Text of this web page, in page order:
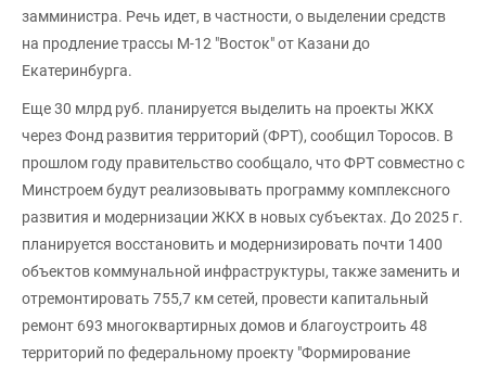
замминистра. Речь идет, в частности, о выделении средств
на продление трассы М-12 "Восток" от Казани до
Екатеринбурга.
Еще 30 млрд руб. планируется выделить на проекты ЖКХ
через Фонд развития территорий (ФРТ), сообщил Торосов. В
прошлом году правительство сообщало, что ФРТ совместно с
Минстроем будут реализовывать программу комплексного
развития и модернизации ЖКХ в новых субъектах. До 2025 г.
планируется восстановить и модернизировать почти 1400
объектов коммунальной инфраструктуры, также заменить и
отремонтировать 755,7 км сетей, провести капитальный
ремонт 693 многоквартирных домов и благоустроить 48
территорий по федеральному проекту "Формирование